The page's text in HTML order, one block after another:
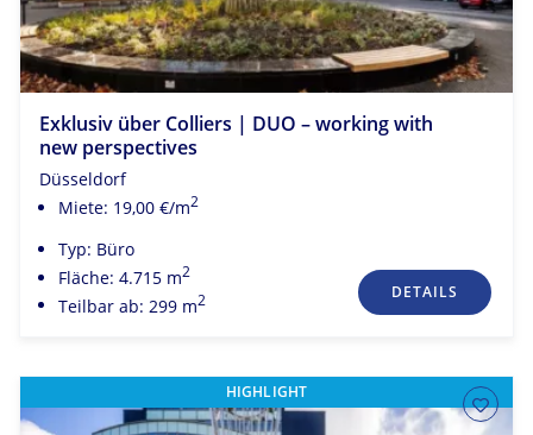
Exklusiv über Colliers | DUO – working with
new perspectives
Düsseldorf
Miete: 19,00 €/m2
Typ: Büro
Fläche: 4.715 m2
Teilbar ab: 299 m2 DETAILS
HIGHLIGHT